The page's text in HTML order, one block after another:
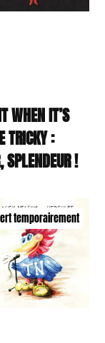
WHEN IT’S
TRICKY :
SPLENDEUR !
temporairement